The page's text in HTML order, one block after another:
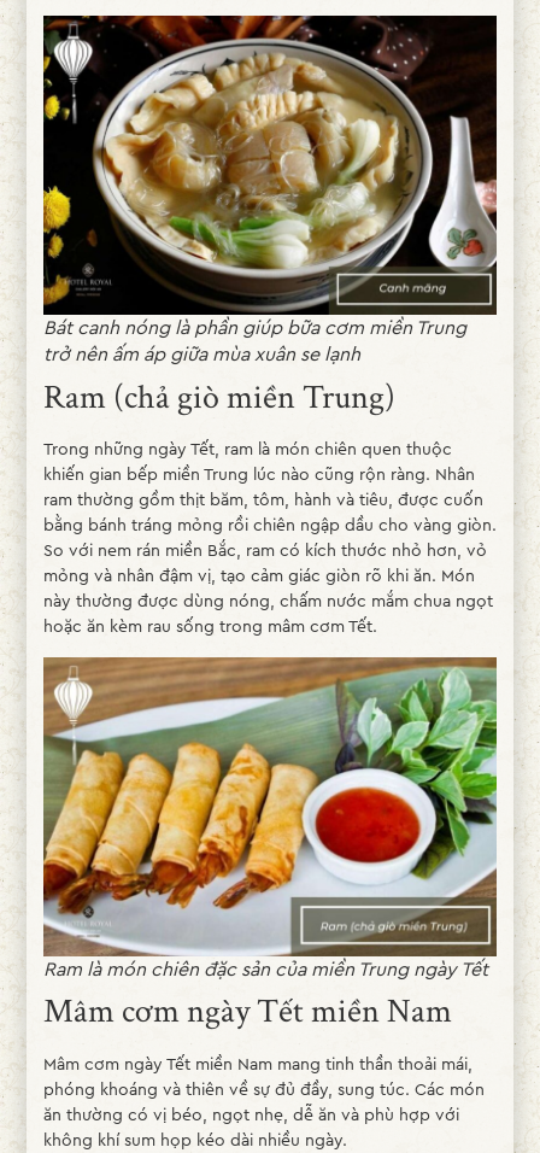
Bát canh nóng là phần giúp bữa cơm miền Trung
trở nên ấm áp giữa mùa xuân se lạnh
Ram (chả giò miền Trung)
Trong những ngày Tết, ram là món chiên quen thuộc
khiến gian bếp miền Trung lúc nào cũng rộn ràng. Nhân
ram thường gồm thịt băm, tôm, hành và tiêu, được cuốn
bằng bánh tráng mỏng rồi chiên ngập dầu cho vàng giòn.
So với nem rán miền Bắc, ram có kích thước nhỏ hơn, vỏ
mỏng và nhân đậm vị, tạo cảm giác giòn rõ khi ăn. Món
này thường được dùng nóng, chấm nước mắm chua ngọt
hoặc ăn kèm rau sống trong mâm cơm Tết.
Ram là món chiên đặc sản của miền Trung ngày Tết
Mâm cơm ngày Tết miền Nam
Mâm cơm ngày Tết miền Nam mang tinh thần thoải mái,
phóng khoáng và thiên về sự đủ đầy, sung túc. Các món
ăn thường có vị béo, ngọt nhẹ, dễ ăn và phù hợp với
không khí sum họp kéo dài nhiều ngày.